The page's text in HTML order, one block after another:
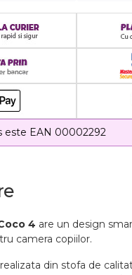
este EAN 00002292
4 are un design
camera copiilor.
din stofa de